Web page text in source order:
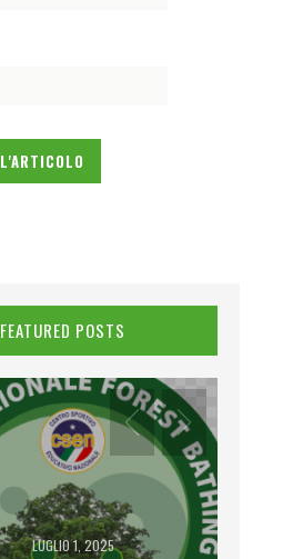
FEATURED POSTS
LUGLIO 1, 2025